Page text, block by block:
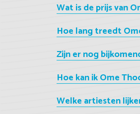
Wat is de prijs van
Hoe lang treedt
Zijn er nog
Hoe kan ik Ome
Welke artiesten